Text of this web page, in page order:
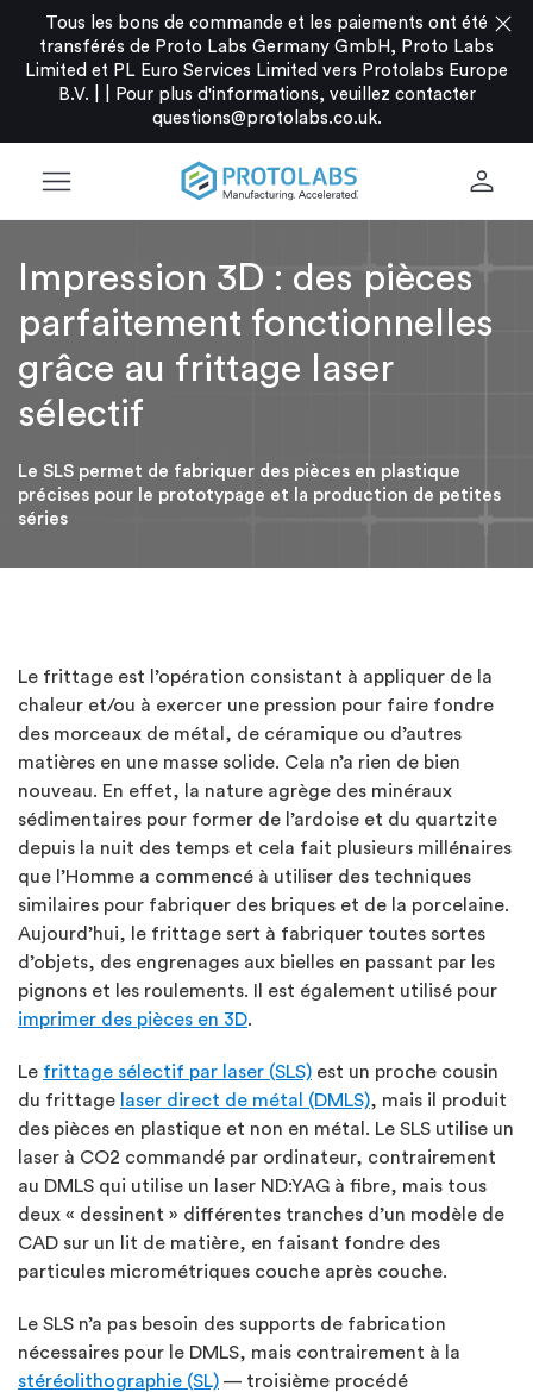
Tous les bons de commande et les paiements ont été
transférés de Proto Labs Germany GmbH, Proto Labs
Limited et PL Euro Services Limited vers Protolabs Europe
B.V. |
Pour plus d'informations, veuillez contacter
questions@protolabs.co.uk.
close
menu person
Impression 3D : des pièces
parfaitement fonctionnelles
grâce au frittage laser
sélectif
Le SLS permet de fabriquer des pièces en plastique
précises pour le prototypage et la production de petites
séries
Le frittage est l’opération consistant à appliquer de la
chaleur et/ou à exercer une pression pour faire fondre
des morceaux de métal, de céramique ou d’autres
matières en une masse solide. Cela n’a rien de bien
nouveau. En effet, la nature agrège des minéraux
sédimentaires pour former de l’ardoise et du quartzite
depuis la nuit des temps et cela fait plusieurs millénaires
que l’Homme a commencé à utiliser des techniques
similaires pour fabriquer des briques et de la porcelaine.
Aujourd’hui, le frittage sert à fabriquer toutes sortes
d’objets, des engrenages aux bielles en passant par les
pignons et les roulements. Il est également utilisé pour
imprimer des pièces en 3D.
Le frittage sélectif par laser (SLS) est un proche cousin
du frittage laser direct de métal (DMLS), mais il produit
des pièces en plastique et non en métal. Le SLS utilise un
laser à CO2 commandé par ordinateur, contrairement
au DMLS qui utilise un laser ND:YAG à fibre, mais tous
deux « dessinent » différentes tranches d’un modèle de
CAD sur un lit de matière, en faisant fondre des
particules micrométriques couche après couche.
Le SLS n’a pas besoin des supports de fabrication
nécessaires pour le DMLS, mais contrairement à la
stéréolithographie (SL) — troisième procédé